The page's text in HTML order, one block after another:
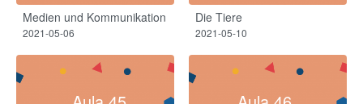
Medien und Kommunikation
2021-05-06
Die Tiere
2021-05-10